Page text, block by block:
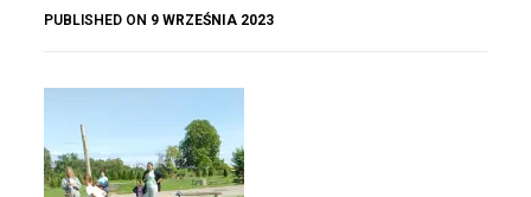
PUBLISHED ON 9 WRZEŚNIA 2023